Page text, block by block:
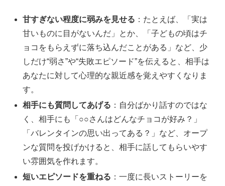
甘すぎない程度に弱みを見せる ：たとえば、「実は
甘いものに目がないんだ」とか、「子どもの頃はチ
ョコをもらえずに落ち込んだことがある」など、少
しだけ“弱さ”や“失敗エピソード”を伝えると、相手は
あなたに対して心理的な親近感を覚えやすくなりま
す。
相手にも質問してあげる ：自分ばかり話すのではな
く、相手にも「○○さんはどんなチョコが好み？」
「バレンタインの思い出ってある？」など、オープ
ンな質問を投げかけると、相手に話してもらいやす
い雰囲気を作れます。
短いエピソードを重ねる ：一度に長いストーリーを